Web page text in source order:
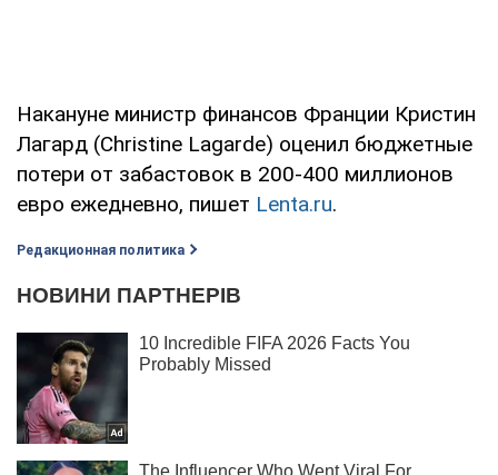
Накануне министр финансов Франции Кристин
Лагард (Christine Lagarde) оценил бюджетные
потери от забастовок в 200-400 миллионов
евро ежедневно, пишет Lenta.ru.
Редакционная политика